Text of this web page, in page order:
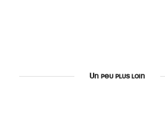
Un peu plus loin